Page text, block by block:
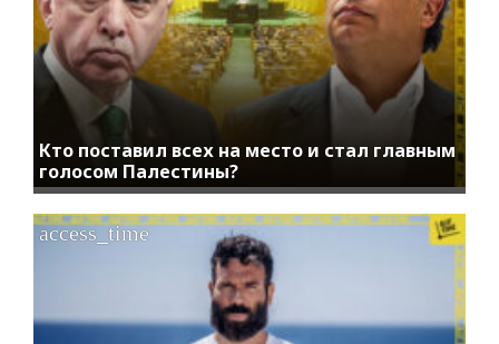
Кто поставил всех на место и стал главным
голосом Палестины?
access_time